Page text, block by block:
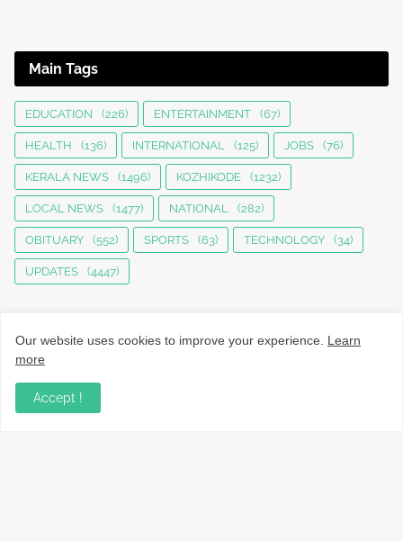
Main Tags
EDUCATION (226) ENTERTAINMENT (67)
HEALTH (136) INTERNATIONAL (125) JOBS (76)
KERALA NEWS (1496) KOZHIKODE (1232)
LOCAL NEWS (1477) NATIONAL (282)
OBITUARY (552) SPORTS (63) TECHNOLOGY (34)
UPDATES (4447)
നാട്ടുവാർത്തകൾ, തൊഴിൽ, വിദ്യാഭ്യാസം, വാണിജ്യം,
Our website uses cookies to improve your experience. Learn
more
Accept !